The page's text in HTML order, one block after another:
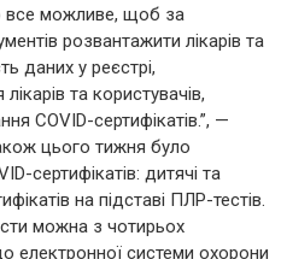
все можливе, щоб за
розвантажити лікарів та
даних у реєстрі,
та користувачів,
COVID-сертифікатів.”, —
цього тижня було
сертифікатів: дитячі та
на підставі ПЛР-тестів.
можна з чотирьох
електронної системи охорони